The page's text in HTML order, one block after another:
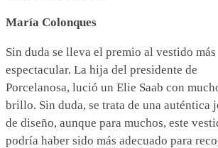
María Colonques
Sin duda se lleva el premio al vestido más
espectacular. La hija del presidente de
Porcelanosa, lució un Elie Saab con
brillo. Sin duda, se trata de una auténtica
de diseño, aunque para muchos, este
podría haber sido más adecuado para